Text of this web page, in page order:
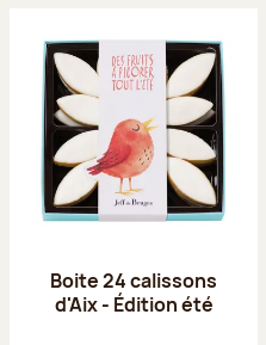
Boite 24 calissons
d'Aix - Édition été